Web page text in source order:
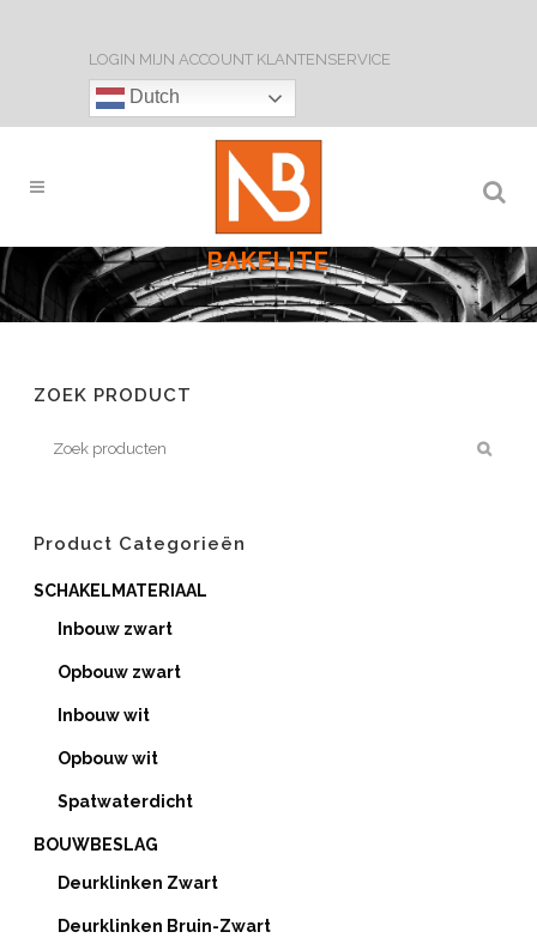
LOGIN MIJN ACCOUNT KLANTENSERVICE
Dutch
BAKELITE
ZOEK PRODUCT
Product Categorieën
SCHAKELMATERIAAL
Inbouw zwart
Opbouw zwart
Inbouw wit
Opbouw wit
Spatwaterdicht
BOUWBESLAG
Deurklinken Zwart
Deurklinken Bruin-Zwart